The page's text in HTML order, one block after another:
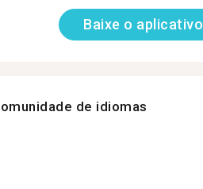
Baixe o aplicativo
de idiomas